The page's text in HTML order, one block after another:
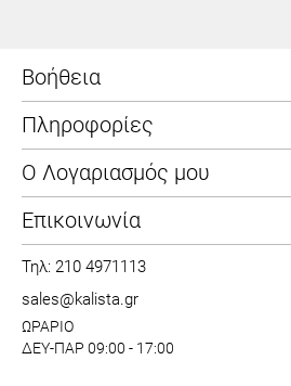
Βοήθεια
Πληροφορίες
Ο Λογαριασμός μου
Επικοινωνία
Τηλ: 210 4971113
sales@kalista.gr
ΩΡΑΡΙΟ
ΔΕΥ-ΠΑΡ 09:00 - 17:00